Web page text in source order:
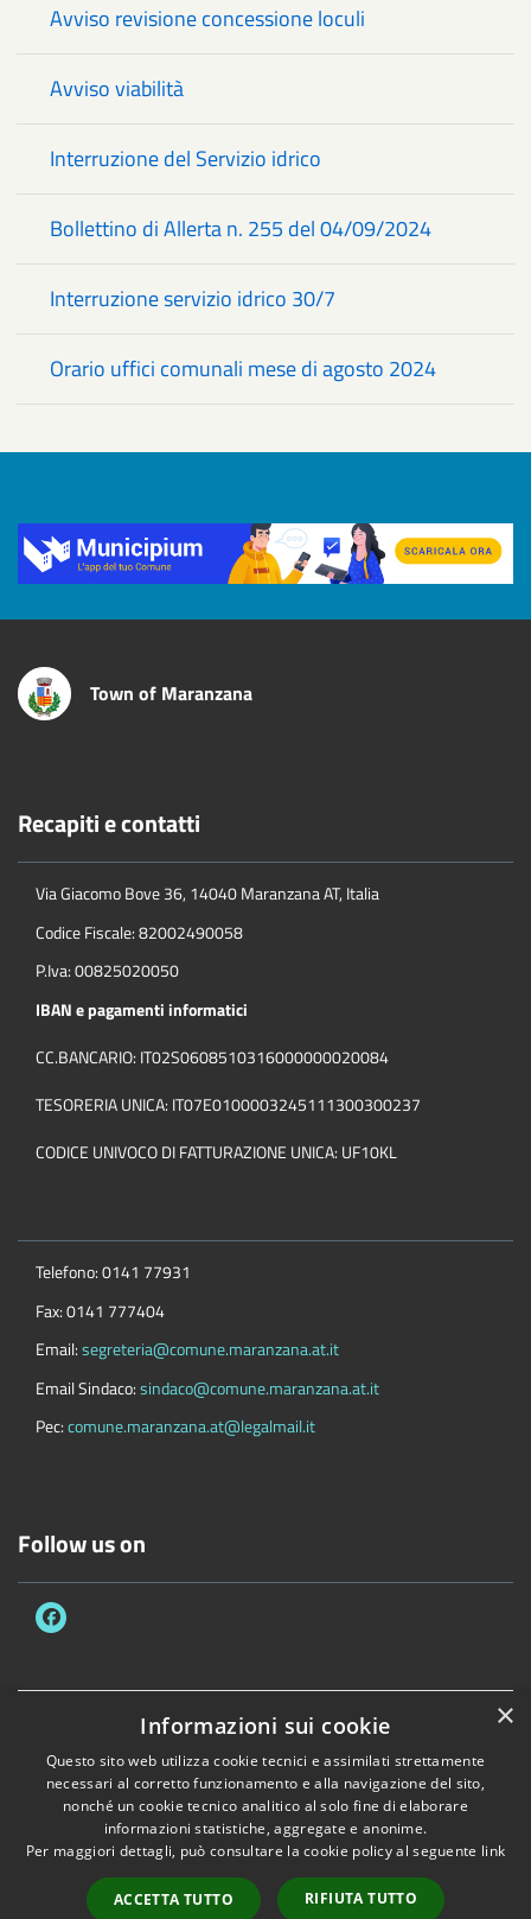
Avviso revisione concessione loculi
Avviso viabilità
Interruzione del Servizio idrico
Bollettino di Allerta n. 255 del 04/09/2024
Interruzione servizio idrico 30/7
Orario uffici comunali mese di agosto 2024
Title
Town of Maranzana
Recapiti e contatti
Via Giacomo Bove 36, 14040 Maranzana AT, Italia
Codice Fiscale: 82002490058
P.Iva: 00825020050
IBAN e pagamenti informatici
CC.BANCARIO: IT02S0608510316000000020084
TESORERIA UNICA: IT07E0100003245111300300237
CODICE UNIVOCO DI FATTURAZIONE UNICA: UF10KL
Telefono: 0141 77931
Fax: 0141 777404
Email:segreteria@comune.maranzana.at.it
Email Sindaco:sindaco@comune.maranzana.at.it
Pec:comune.maranzana.at@legalmail.it
Follow us on
Accessibility Privacy Cookie Sitemap
Dichiarazione di accessibilità
Comune convenzionatoAstigov
Progetto|Convenzione|Adesioni
×
Informazioni sui cookie
Questo sito web utilizza cookie tecnici e assimilati strettamente
necessari al corretto funzionamento e alla navigazione del sito,
nonché un cookie tecnico analitico al solo fine di elaborare
informazioni statistiche, aggregate e anonime.
Per maggiori dettagli, può consultare la cookie policy al seguente link
ACCETTA TUTTO RIFIUTA TUTTO